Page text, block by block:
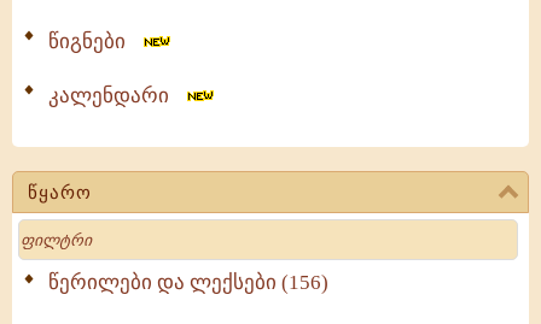
წიგნები
კალენდარი
წყარო
Search
წერილები და ლექსები (156)